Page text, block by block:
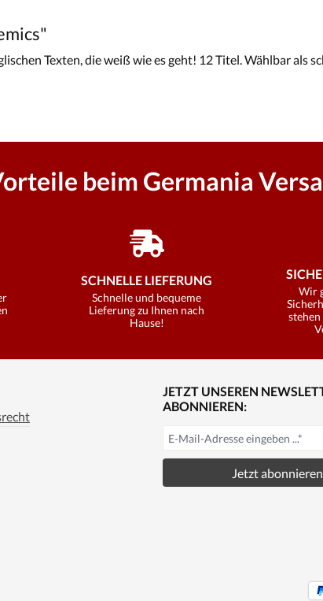
Texten, die weiß wie es geht! 12 Titel. Wählbar als
beim Germania
SCHNELLE LIEFERUNG
Schnelle und bequeme
Lieferung zu Ihnen nach
Hause!
Wir
JETZT UNSEREN
ABONNIEREN:
Jetzt